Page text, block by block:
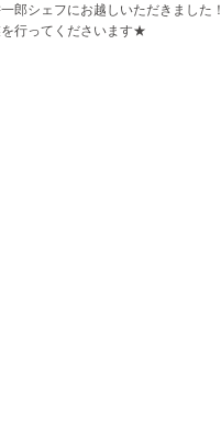
郎シェフにお越しいただきました！
行ってくださいます★